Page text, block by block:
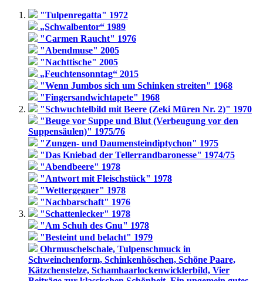
"Tulpenregatta" 1972
„Schwalbentor“ 1989
"Carmen Raucht" 1976
"Abendmuse" 2005
"Nachttische" 2005
„Feuchtensonntag“ 2015
"Wenn Jumbos sich um Schinken streiten" 1968
"Fingersandwichtapete" 1968
"Schwuchtelbild mit Beere (Zeki Müren Nr. 2)" 1970
"Beuge vor Suppe und Blut (Verbeugung vor den
Suppensäulen)" 1975/76
"Zungen- und Daumensteindiptychon" 1975
"Das Kniebad der Tellerrandbaronesse" 1974/75
"Abendbeere" 1978
"Antwort mit Fleischstück" 1978
"Wettergegner" 1978
"Nachbarschaft" 1976
"Schattenlecker" 1978
"Am Schuh des Gnu" 1978
"Besteint und belacht" 1979
Ohrmuschelschale, Tulpenschmuck in
Schweinchenform, Schinkenhöschen, Schöne Paare,
Kätzchenstelze, Schamhaarlockenwicklerbild, Vier